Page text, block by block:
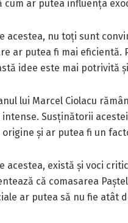
cum ar putea influența
acestea, nu toți sunt
ar putea fi mai eficientă.
idee este mai potrivită
lui Marcel Ciolacu
intense. Susținătorii
origine și ar putea fi un
acestea, există și voci
că comasarea
ar putea să nu fie atât